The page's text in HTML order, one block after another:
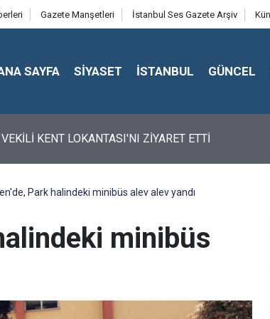
Gazete Manşetleri İstanbul Ses Gazete Arşiv
SAYFA SİYASET İSTANBUL GÜNCEL
KENT LOKANTASI'NI ZİYARET ETTİ
Park halindeki minibüs alev alev yandı
minibüs